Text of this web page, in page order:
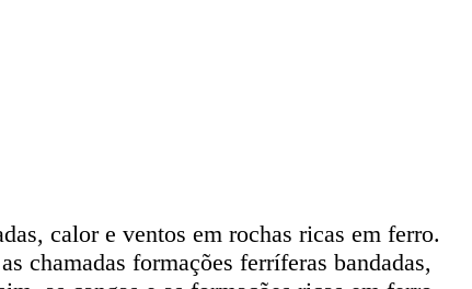
calor e ventos em rochas ricas em ferro.
chamadas formações ferríferas bandadas,